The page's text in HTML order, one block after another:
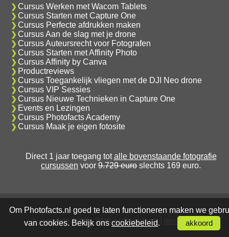
Cursus Werken met Wacom Tablets
Cursus Starten met Capture One
Cursus Perfecte afdrukken maken
Cursus Aan de slag met je drone
Cursus Auteursrecht voor Fotografen
Cursus Starten met Affinity Photo
Cursus Affinity by Canva
Productreviews
Cursus Toegankelijk vliegen met de DJI Neo drone
Cursus VIP Sessies
Cursus Nieuwe Technieken in Capture One
Events en Lezingen
Cursus Photofacts Academy
Cursus Maak je eigen fotosite
Direct 1 jaar toegang totalle bovenstaande fotografie
cursussen voor 9.729 euro slechts 169 euro.
© copyright 2006 - 2026 by Photofacts disclaimer
Om Photofacts.nl goed te laten functioneren maken we
van cookies. Bekijk ons cookiebeleid. akkoord